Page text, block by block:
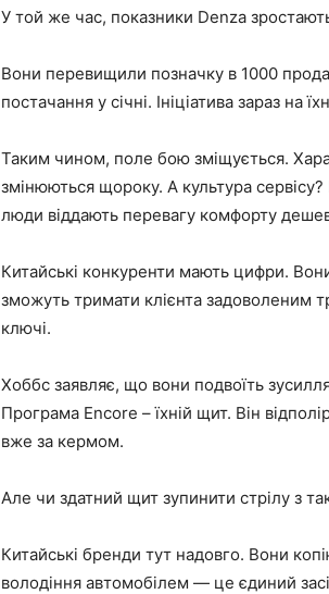
У той же час, показники Denza
Вони перевищили позначку в 1000
постачання у січні. Ініціатива зараз на
Таким чином, поле бою зміщується.
змінюються щороку. А культура
люди віддають перевагу комфорту
Китайські конкуренти мають цифри.
зможуть тримати клієнта задоволеним
ключі.
Хоббс заявляє, що вони подвоїть
Програма Encore – їхній щит. Він
вже за кермом.
Але чи здатний щит зупинити стрілу з
Китайські бренди тут надовго. Вони
володіння автомобілем — це єдиний